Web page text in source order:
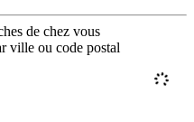
de chez vous
ville ou code postal